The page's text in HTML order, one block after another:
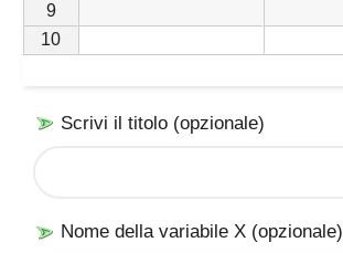
9
10
Scrivi il titolo (opzionale)
Nome della variabile X (opzionale)